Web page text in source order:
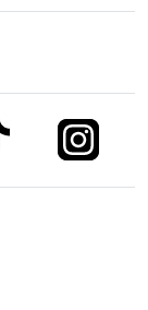
link to tiktok